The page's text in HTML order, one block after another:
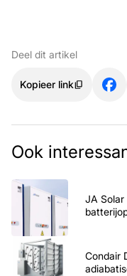
Deel dit artikel
Kopieer link
Ook
JA
Condair